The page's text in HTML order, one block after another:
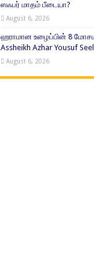
ஸஃபர் மாதம் பீடையா?
August 6, 2026
ஹராமான உழைப்பின் 8
Assheikh Azhar Yousuf
August 6, 2026